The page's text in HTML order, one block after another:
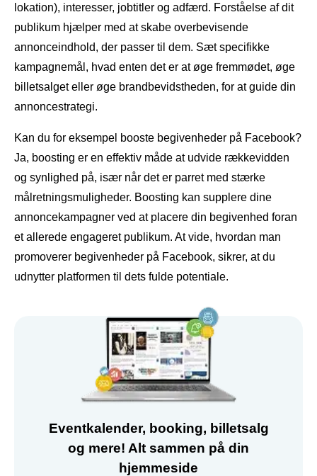
lokation), interesser, jobtitler og adfærd. Forståelse af dit
publikum hjælper med at skabe overbevisende
annonceindhold, der passer til dem. Sæt specifikke
kampagnemål, hvad enten det er at øge fremmødet, øge
billetsalget eller øge brandbevidstheden, for at guide din
annoncestrategi.
Kan du for eksempel booste begivenheder på Facebook?
Ja, boosting er en effektiv måde at udvide rækkevidden
og synlighed på, især når det er parret med stærke
målretningsmuligheder. Boosting kan supplere dine
annoncekampagner ved at placere din begivenhed foran
et allerede engageret publikum. At vide, hvordan man
promoverer begivenheder på Facebook, sikrer, at du
udnytter platformen til dets fulde potentiale.
Eventkalender, booking, billetsalg
og mere! Alt sammen på din
hjemmeside